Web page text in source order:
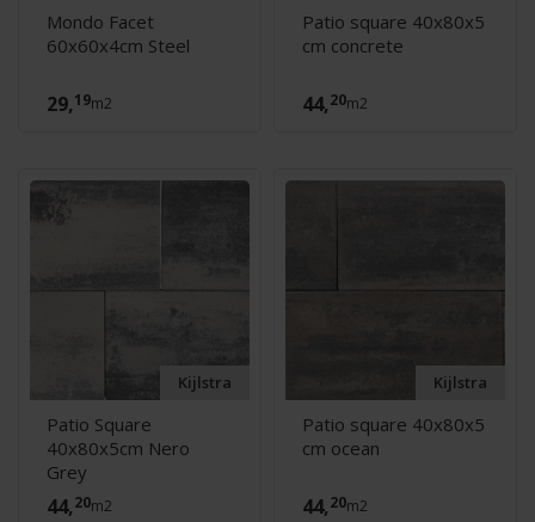
Mondo Facet
60x60x4cm Steel
29,19m2
Patio square 40x80x5
cm concrete
44,20m2
Kijlstra
Patio Square
40x80x5cm Nero
Grey
44,20m2
Kijlstra
Patio square 40x80x5
cm ocean
44,20m2